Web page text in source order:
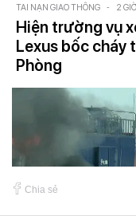
TAI NẠN GIAO THÔNG - 2
Hiện trường vụ
Lexus bốc cháy
Phòng
Chia sẻ